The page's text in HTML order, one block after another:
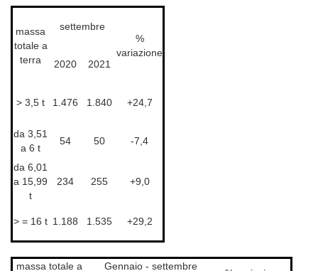
massa
totale a
terra
settembre
%
variazione
2020
2021
> 3,5 t 1.476 1.840 +24,7
da 3,51
a 6 t
54 50 -7,4
da 6,01
a 15,99
t
234 255 +9,0
> = 16 t 1.188 1.535 +29,2
massa totale a
Gennaio - settembre